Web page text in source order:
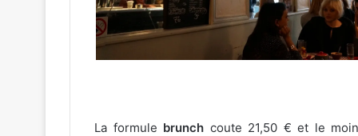
La formule brunch coute 21,50 € et le